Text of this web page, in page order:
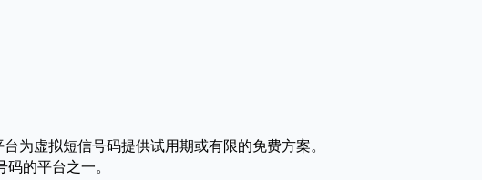
为虚拟短信号码提供试用期或有限的免费方案。
的平台之一。